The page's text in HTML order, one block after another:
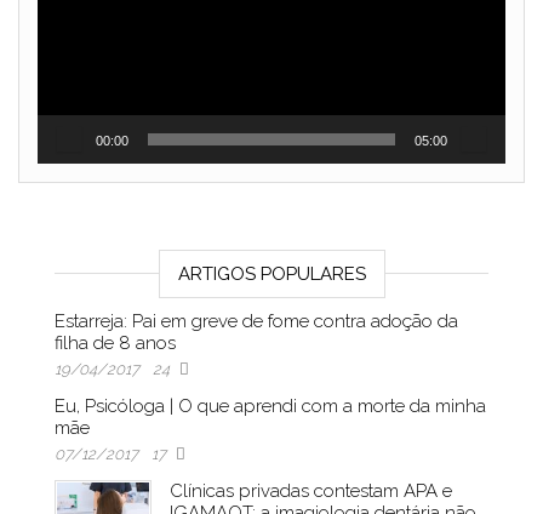
00:00 05:00
ARTIGOS POPULARES
Estarreja: Pai em greve de fome contra adoção da
filha de 8 anos
19/04/2017 24
Eu, Psicóloga | O que aprendi com a morte da minha
mãe
07/12/2017 17
Clínicas privadas contestam APA e